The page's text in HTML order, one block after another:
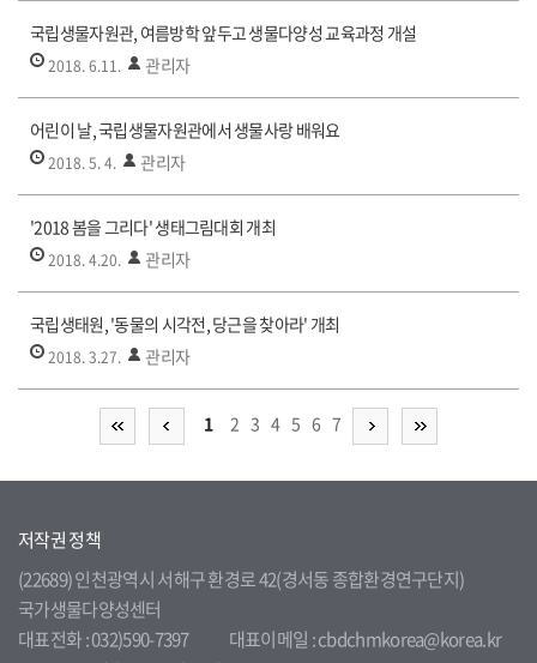
국립생물자원관, 여름방학 앞두고 생물다양성 교육과정 개설
2018. 6.11. 관리자
어린이 날, 국립생물자원관에서 생물사랑 배워요
2018. 5. 4. 관리자
'2018 봄을 그리다' 생태그림대회 개최
2018. 4.20. 관리자
국립생태원, '동물의 시각전, 당근을 찾아라' 개최
2018. 3.27. 관리자
1 2 3 4 5 6 7
저작권 정책
(22689) 인천광역시 서해구 환경로 42(경서동 종합환경연구단지)
국가생물다양성센터
대표전화 : 032)590-7397
대표이메일 : cbdchmkorea@korea.kr